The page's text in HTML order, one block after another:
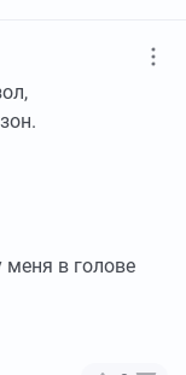
меня в голове